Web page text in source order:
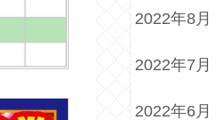
2022年8月
2022年7月
2022年6月